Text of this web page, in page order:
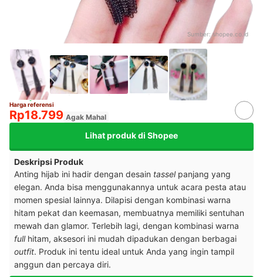
Sumber:shopee.co.id
Harga referensi
Rp18.799 Agak Mahal
Lihat produk di Shopee
Deskripsi Produk
Anting hijab ini hadir dengan desain tasselpanjang yang
elegan. Anda bisa menggunakannya untuk acara pesta atau
momen spesial lainnya. Dilapisi dengan kombinasi warna
hitam pekat dan keemasan, membuatnya memiliki sentuhan
mewah dan glamor. Terlebih lagi, dengan kombinasi warna
fullhitam, aksesori ini mudah dipadukan dengan berbagai
outfit. Produk ini tentu ideal untuk Anda yang ingin tampil
anggun dan percaya diri.